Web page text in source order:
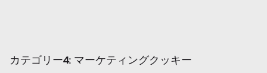
カテゴリー4: マーケティングクッキー